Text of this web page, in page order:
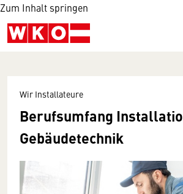
Zum Inhalt springen
Wir Installateure
Berufsumfang
Gebäudetechnik